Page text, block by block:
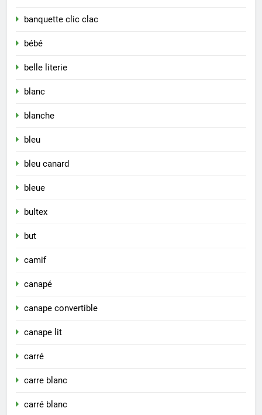
banquette clic clac
bébé
belle literie
blanc
blanche
bleu
bleu canard
bleue
bultex
but
camif
canapé
canape convertible
canape lit
carré
carre blanc
carré blanc